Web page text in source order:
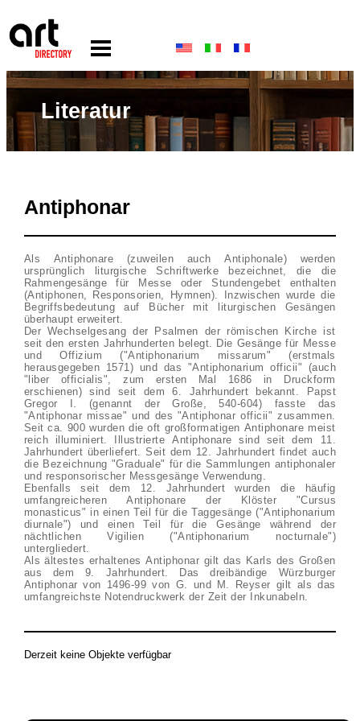
Literatur
Antiphonar
Als Antiphonare (zuweilen auch Antiphonale) werden
ursprünglich liturgische Schriftwerke bezeichnet, die die
Rahmengesänge für Messe oder Stundengebet enthalten
(Antiphonen, Responsorien, Hymnen). Inzwischen wurde die
Begriffsbedeutung auf Bücher mit liturgischen Gesängen
überhaupt erweitert.
Der Wechselgesang der Psalmen der römischen Kirche ist
seit den ersten Jahrhunderten belegt. Die Gesänge für Messe
und Offizium ("Antiphonarium missarum" (erstmals
herausgegeben 1571) und das "Antiphonarium officii" (auch
"liber officialis", zum ersten Mal 1686 in Druckform
erschienen) sind seit dem 6. Jahrhundert bekannt. Papst
Gregor I. (genannt der Große, 540-604) fasste das
"Antiphonar missae" und des "Antiphonar officii" zusammen.
Seit ca. 900 wurden die oft großformatigen Antiphonare meist
reich illuminiert. Illustrierte Antiphonare sind seit dem 11.
Jahrhundert überliefert. Seit dem 12. Jahrhundert findet auch
die Bezeichnung "Graduale" für die Sammlungen antiphonaler
und responsorischer Messgesänge Verwendung.
Ebenfalls seit dem 12. Jahrhundert wurden die häufig
umfangreicheren Antiphonare der Klöster "Cursus
monasticus" in einen Teil für die Taggesänge ("Antiphonarium
diurnale") und einen Teil für die Gesänge während der
nächtlichen Vigilien ("Antiphonarium nocturnale")
untergliedert.
Als ältestes erhaltenes Antiphonar gilt das Karls des Großen
aus dem 9. Jahrhundert. Das dreibändige Würzburger
Antiphonar von 1496-99 von G. und M. Reyser gilt als das
umfangreichste Notendruckwerk der Zeit der Inkunabeln.
Derzeit keine Objekte verfügbar